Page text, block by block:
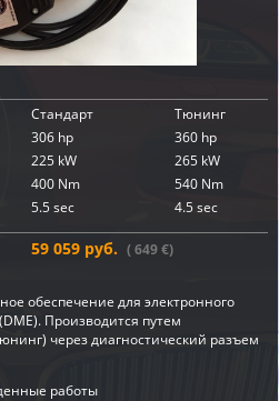
Стандарт
Тюнинг
306 hp
360 hp
225 kW
265 kW
400 Nm
540 Nm
5.5 sec 4.5 sec
59 059 руб. ( 649 €)
обеспечение для электронного
Производится путем
через диагностический разъем
работы